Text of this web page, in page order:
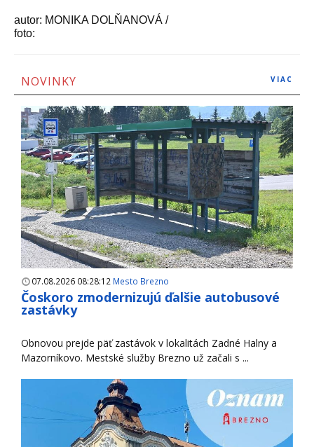
autor: MONIKA DOLŇANOVÁ /
foto:
NOVINKY VIAC
07.08.2026 08:28:12 Mesto Brezno
Čoskoro zmodernizujú ďalšie autobusové
zastávky
Obnovou prejde päť zastávok v lokalitách Zadné Halny a
Mazorníkovo. Mestské služby Brezno už začali s ...